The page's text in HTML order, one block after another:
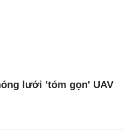
lưới 'tóm gọn' UAV